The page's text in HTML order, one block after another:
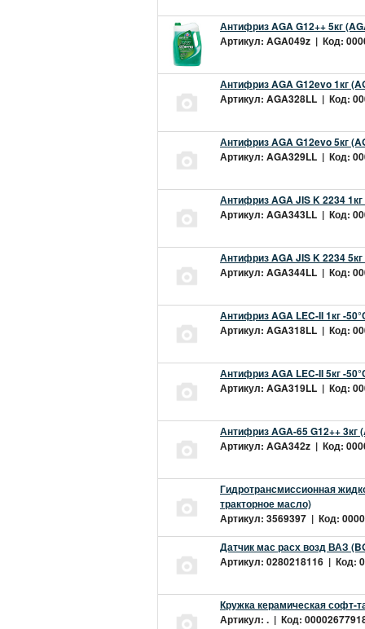
Антифриз AGA G12++ 5кг
Артикул: AGA049z | Код:
Антифриз AGA G12evo 1кг
Артикул: AGA328LL | Код:
Антифриз AGA G12evo 5кг
Артикул: AGA329LL | Код:
Антифриз AGA JIS K 2234
Артикул: AGA343LL | Код:
Антифриз AGA JIS K 2234
Артикул: AGA344LL | Код:
Антифриз AGA LEC-II 1кг -
Артикул: AGA318LL | Код:
Антифриз AGA LEC-II 5кг -
Артикул: AGA319LL | Код:
Антифриз AGA-65 G12++ 3кг
Артикул: AGA342z | Код:
Гидротрансмиссионная
тракторное масло)
Артикул: 3569397 | Код:
Датчик мас расх возд ВАЗ
Артикул: 0280218116 | Код:
Кружка керамическая софт-
Артикул: . | Код: